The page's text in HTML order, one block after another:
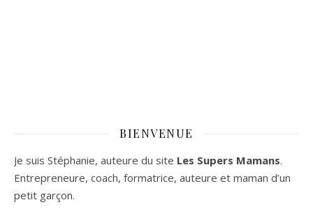
BIENVENUE
Je suis Stéphanie, auteure du site Les Supers Mamans.
Entrepreneure, coach, formatrice, auteure et maman d’un
petit garçon.